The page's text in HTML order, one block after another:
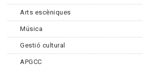
Arts escèniques
Música
Gestió cultural
APGCC